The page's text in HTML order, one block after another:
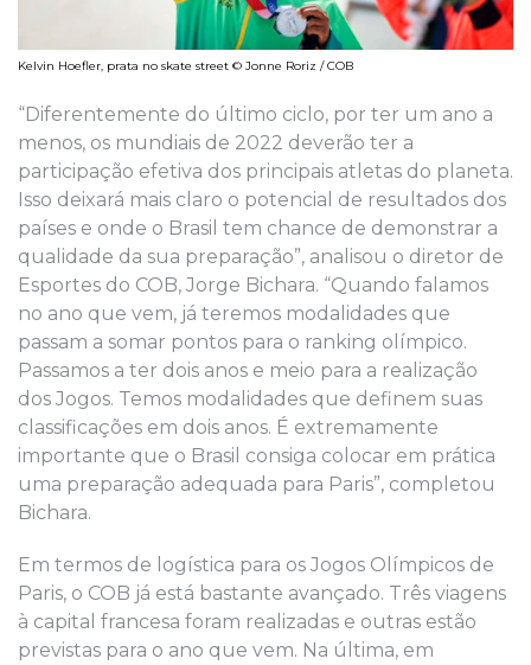
Kelvin Hoefler, prata no skate street © Jonne Roriz / COB
“Diferentemente do último ciclo, por ter um ano a
menos, os mundiais de 2022 deverão ter a
participação efetiva dos principais atletas do planeta.
Isso deixará mais claro o potencial de resultados dos
países e onde o Brasil tem chance de demonstrar a
qualidade da sua preparação”, analisou o diretor de
Esportes do COB, Jorge Bichara. “Quando falamos
no ano que vem, já teremos modalidades que
passam a somar pontos para o ranking olímpico.
Passamos a ter dois anos e meio para a realização
dos Jogos. Temos modalidades que definem suas
classificações em dois anos. É extremamente
importante que o Brasil consiga colocar em prática
uma preparação adequada para Paris”, completou
Bichara.
Em termos de logística para os Jogos Olímpicos de
Paris, o COB já está bastante avançado. Três viagens
à capital francesa foram realizadas e outras estão
previstas para o ano que vem. Na última, em